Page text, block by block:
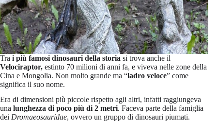
Tra i più famosi dinosauri della storia si trova anche il
Velociraptor, estinto 70 milioni di anni fa, e viveva nelle zone della
Cina e Mongolia. Non molto grande ma “ladro veloce” come
significa il suo nome.
Era di dimensioni più piccole rispetto agli altri, infatti raggiungeva
una lunghezza di poco più di 2 metri. Faceva parte della famiglia
dei Dromaeosauridae, ovvero un gruppo di dinosauri piumati.